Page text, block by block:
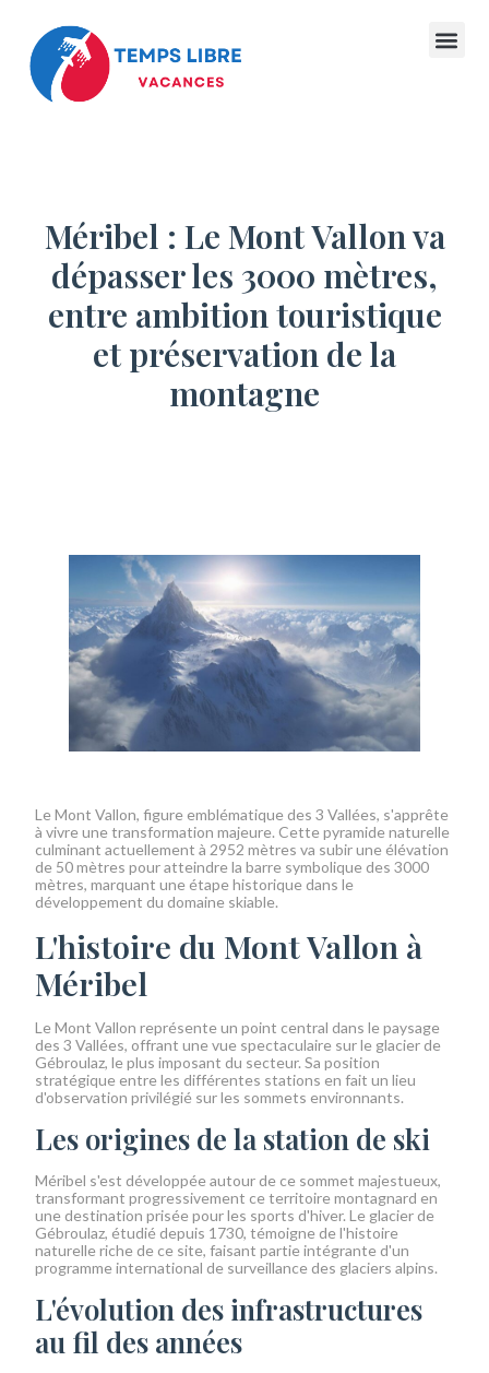
Méribel : Le Mont Vallon va
dépasser les 3000 mètres,
entre ambition touristique
et préservation de la
montagne
Le Mont Vallon, figure emblématique des 3 Vallées, s'apprête
à vivre une transformation majeure. Cette pyramide naturelle
culminant actuellement à 2952 mètres va subir une élévation
de 50 mètres pour atteindre la barre symbolique des 3000
mètres, marquant une étape historique dans le
développement du domaine skiable.
L'histoire du Mont Vallon à
Méribel
Le Mont Vallon représente un point central dans le paysage
des 3 Vallées, offrant une vue spectaculaire sur le glacier de
Gébroulaz, le plus imposant du secteur. Sa position
stratégique entre les différentes stations en fait un lieu
d'observation privilégié sur les sommets environnants.
Les origines de la station de ski
Méribel s'est développée autour de ce sommet majestueux,
transformant progressivement ce territoire montagnard en
une destination prisée pour les sports d'hiver. Le glacier de
Gébroulaz, étudié depuis 1730, témoigne de l'histoire
naturelle riche de ce site, faisant partie intégrante d'un
programme international de surveillance des glaciers alpins.
L'évolution des infrastructures
au fil des années